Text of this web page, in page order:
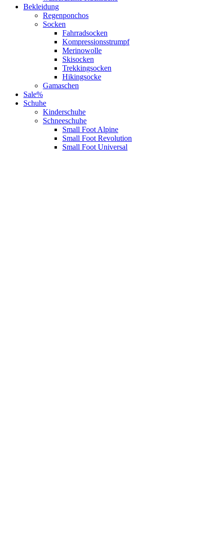
Bekleidung
Regenponchos
Socken
Fahrradsocken
Kompressionsstrumpf
Merinowolle
Skisocken
Trekkingsocken
Hikingsocke
Gamaschen
Sale%
Schuhe
Kinderschuhe
Schneeschuhe
Small Foot Alpine
Small Foot Revolution
Small Foot Universal